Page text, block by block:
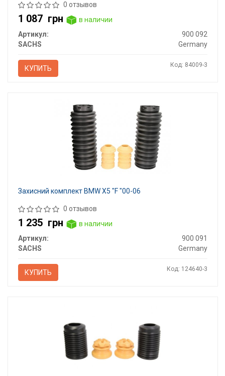
0 отзывов
1 087 грн
в наличии
Артикул:
900 092
SACHS
Germany
КУПИТЬ Код: 84009-3
Захисний комплект BMW X5 "F "00-06
0 отзывов
1 235 грн
в наличии
Артикул:
900 091
SACHS
Germany
КУПИТЬ Код: 124640-3